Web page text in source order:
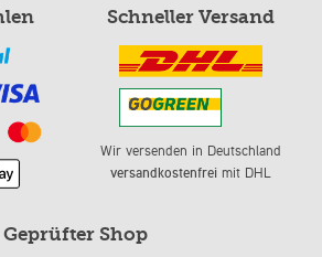
Schneller Versand
Wir versenden in Deutschland
versandkostenfreimit DHL
Geprüfter Shop